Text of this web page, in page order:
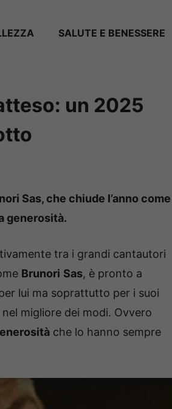
SALUTE E BENESSERE
un 2025
Sas, che chiude l’anno come
generosità.
tra i grandi cantautori
Brunori Sas, è pronto a
lui ma soprattutto per i suoi
migliore dei modi. Ovvero
che lo hanno sempre